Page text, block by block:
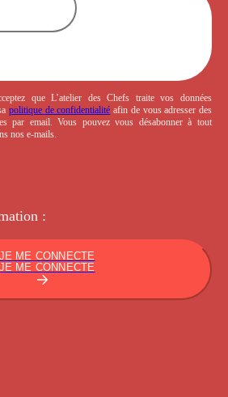
que L’atelier des Chefs traite vos données
politique de confidentialité afin de vous adresser des
par email. Vous pouvez vous désabonner à tout
nos e-mails.
:
JE ME CONNECTE
JE ME CONNECTE